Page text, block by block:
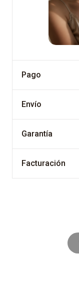
Pago
Envío
Garantía
Facturación